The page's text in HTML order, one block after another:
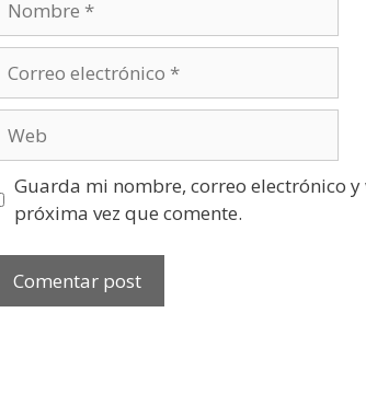
electrónico
Guarda mi nombre, correo electrónico
próxima vez que comente.